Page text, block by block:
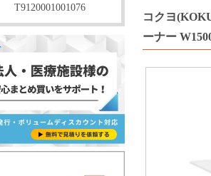
コクヨ
ーナー
T9120001001076